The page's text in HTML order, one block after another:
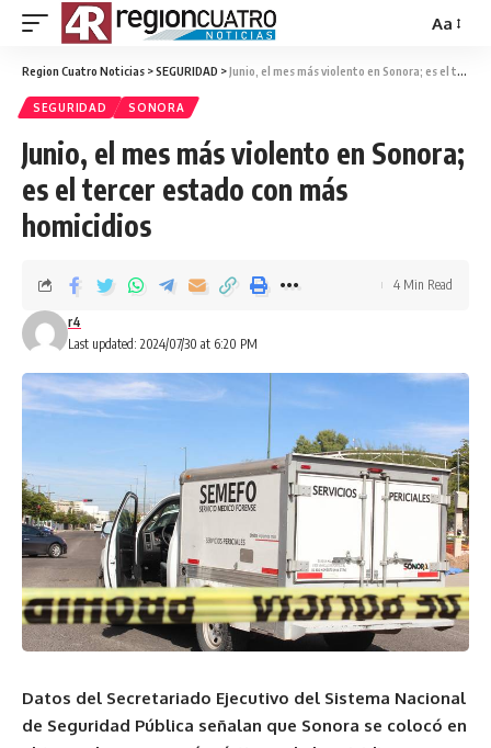
Aa
Region Cuatro Noticias >SEGURIDAD >Junio, el mes más violento en Sonora; es el tercer estado con más homicidios
SEGURIDAD SONORA
Junio, el mes más violento en Sonora;
es el tercer estado con más
homicidios
Last updated: 2024/07/30 at 6:20 PM
r4
4 Min Read
Datos del Secretariado Ejecutivo del Sistema Nacional
de Seguridad Pública señalan que Sonora se colocó en